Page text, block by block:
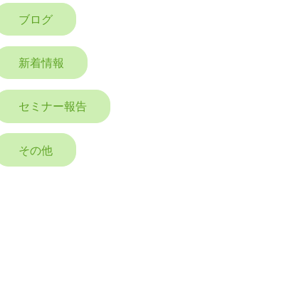
ブログ
新着情報
セミナー報告
その他